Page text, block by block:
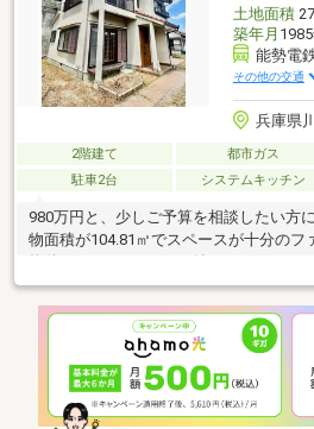
土地面積
築年月
能勢電
その他の交通
兵庫県
2階建て 都市ガス
駐車2台
システムキッチン
980万円と、少しご予算を相談したい方
物面積が104.81㎡でスペースが十分のフ
時に料理を進められます。広々とした15
ったり過ごせます。スーパーが近いの
に済みますよ。システムキッチン付き
している物件は、南東向きです。